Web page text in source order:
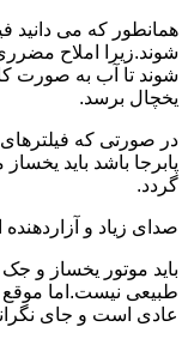
شوند.زیرا املاح
شوند تا آب به صورت
یخچال برسد.
در صورتی که
پابرجا باشد باید
گردد.
صدای زیاد و
باید موتور یخساز و
طبیعی نیست.اما
عادی است و جای